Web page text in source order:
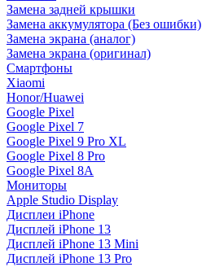
Замена задней крышки
Замена аккумулятора (Без ошибки)
Замена экрана (аналог)
Замена экрана (оригинал)
Смартфоны
Xiaomi
Honor/Huawei
Google Pixel
Google Pixel 7
Google Pixel 9 Pro XL
Google Pixel 8 Pro
Google Pixel 8A
Мониторы
Apple Studio Display
Дисплеи iPhone
Дисплей iPhone 13
Дисплей iPhone 13 Mini
Дисплей iPhone 13 Pro